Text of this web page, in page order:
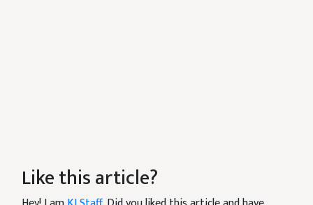
Like this article?